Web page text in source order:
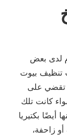
لدى بعض
تنظيف بيوت
تقضي على
كانت تلك
أيضًا بكتيريا
زاحفة،